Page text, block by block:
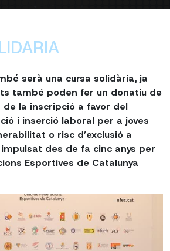
serà una cursa solidària, ja
també poden fer un donatiu de
la inscripció a favor del
i inserció laboral per a joves
o risc d’exclusió a
des de fa cinc anys per
Esportives de Catalunya